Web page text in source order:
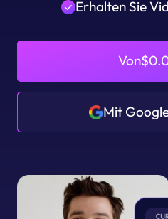
Erhalten Sie
Mit